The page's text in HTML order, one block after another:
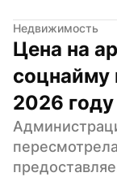
Недвижимость
Цена на
соцнайму
2026